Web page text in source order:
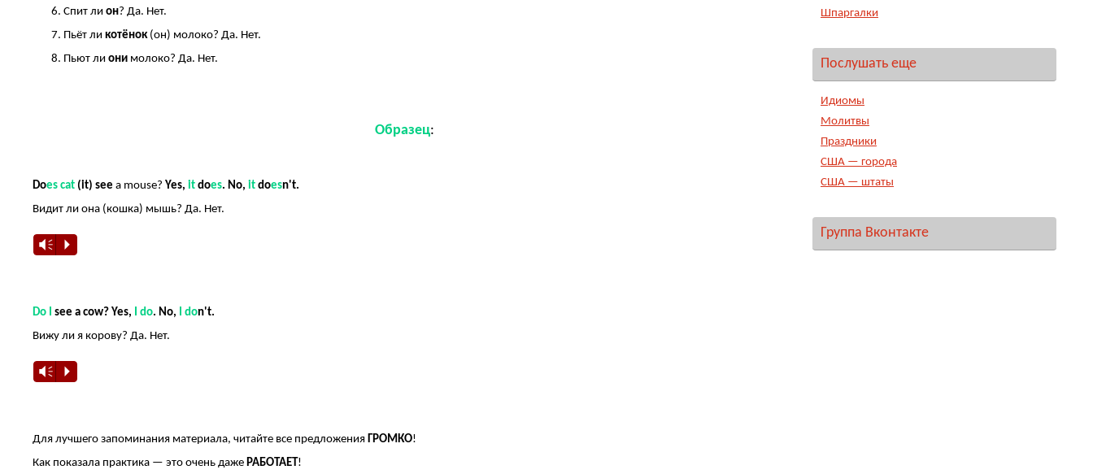
Спит ли он? Да. Нет.
Пьёт ли котёнок (он) молоко? Да. Нет.
Пьют ли они молоко? Да. Нет.
Образец:
Does cat (it) see a mouse? Yes, it does. No, it doesn't.
Видит ли она (кошка) мышь? Да. Нет.
Vm P
Do I see a cow? Yes, I do. No, I don't.
Вижу ли я корову? Да. Нет.
Vm P
Для лучшего запоминания материала, читайте все предложения ГРОМКО!
Как показала практика — это очень даже РАБОТАЕТ !
Шпаргалки
Послушать еще
Идиомы
Молитвы
Праздники
США — города
США — штаты
Группа Вконтакте